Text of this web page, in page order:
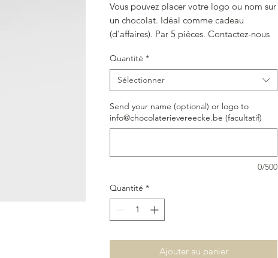
Vous pouvez placer votre logo ou nom sur
un chocolat. Idéal comme cadeau
(d'affaires). Par 5 pièces. Contactez-nous
d'informations.
Quantité *
Sélectionner
Send your name (optional) or logo to
info@chocolaterievereecke.be (facultatif)
0/500
Quantité *
Ajouter au panier